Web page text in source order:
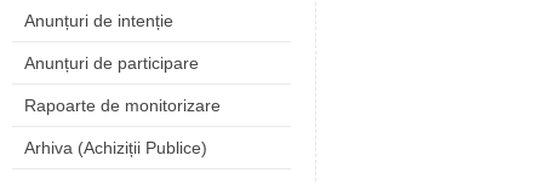
Anunțuri de intenție
Anunțuri de participare
Rapoarte de monitorizare
Arhiva (Achiziții Publice)